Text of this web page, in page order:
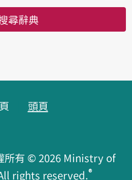
尋辭典
頭頁
所有 © 2026 Ministry of
rights reserved.®